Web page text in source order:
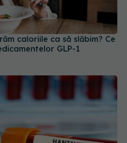
caloriile ca să slăbim? Ce
GLP-1